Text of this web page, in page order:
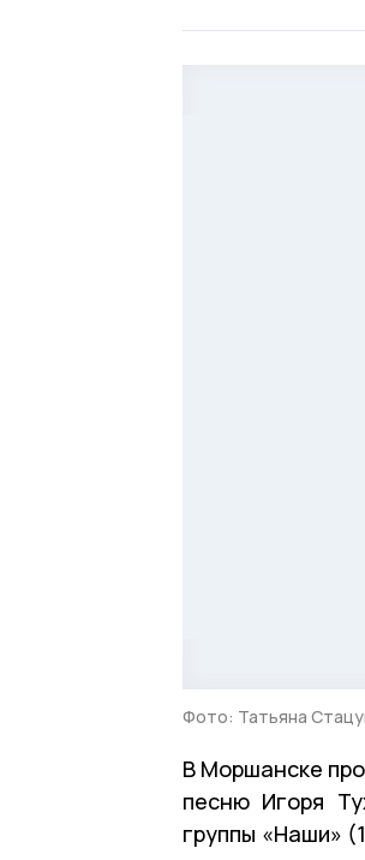
Фото: Татьяна
В Моршанске
песню Игоря
группы «Наши»